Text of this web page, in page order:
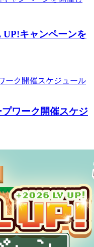
UP!キャンペーンを
プワーク開催スケジ